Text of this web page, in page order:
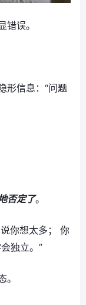
误。
形信息：“问题
否定了。
你想太多； 你
独立。”